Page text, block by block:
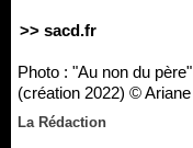
>> sacd.fr
Photo : "Au non du
(création 2022) ©
La Rédaction